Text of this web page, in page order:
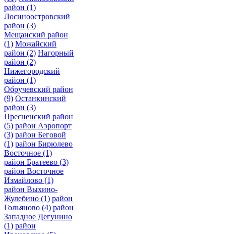
район (1)
Лосиноостровский
район (3)
Мещанский район
(1) Можайский
район (2) Нагорный
район (2)
Нижегородский
район (1)
Обручевский район
(9) Останкинский
район (3)
Пресненский район
(5) район Аэропорт
(3) район Беговой
(1) район Бирюлево
Восточное (1)
район Братеево (3)
район Восточное
Измайлово (1)
район Выхино-
Жулебино (1) район
Гольяново (4) район
Западное Дегунино
(1) район